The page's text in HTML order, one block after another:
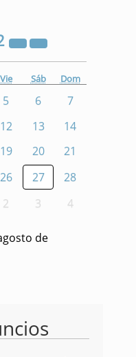
Vie Sáb Dom
5 6
7
12 13
14
19 20
21
26 27
28
2 3 4
de